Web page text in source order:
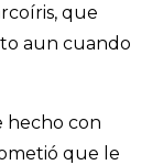
que
aun cuando
hecho con
que le